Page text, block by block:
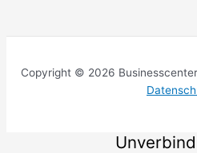
Copyright © 2026